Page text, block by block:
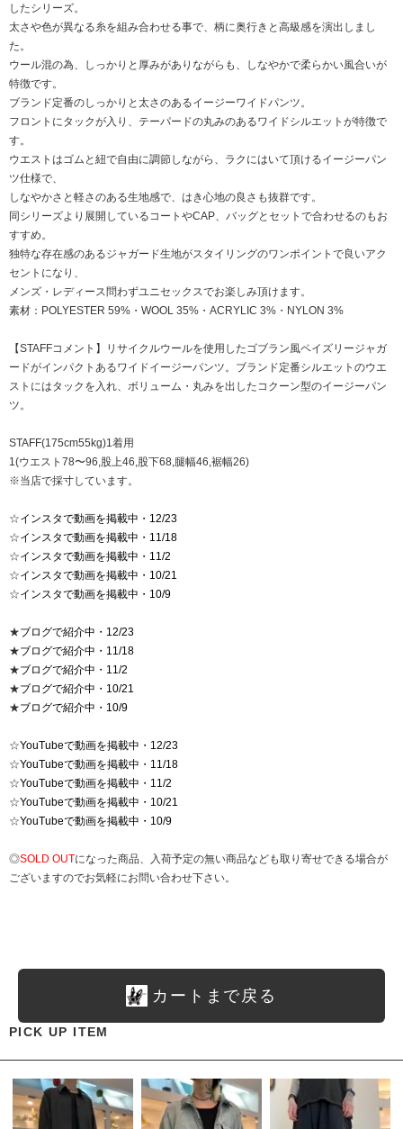
したシリーズ。
太さや色が異なる糸を組み合わせる事で、柄に奥行きと高級感を演出しまし
た。
ウール混の為、しっかりと厚みがありながらも、しなやかで柔らかい風合いが
特徴です。
ブランド定番のしっかりと太さのあるイージーワイドパンツ。
フロントにタックが入り、テーパードの丸みのあるワイドシルエットが特徴で
す。
ウエストはゴムと紐で自由に調節しながら、ラクにはいて頂けるイージーパン
ツ仕様で、
しなやかさと軽さのある生地感で、はき心地の良さも抜群です。
同シリーズより展開しているコートやCAP、バッグとセットで合わせるのもお
すすめ。
独特な存在感のあるジャガード生地がスタイリングのワンポイントで良いアク
セントになり、
メンズ・レディース問わずユニセックスでお楽しみ頂けます。
素材：POLYESTER 59%・WOOL 35%・ACRYLIC 3%・NYLON 3%
【STAFFコメント】リサイクルウールを使用したゴブラン風ペイズリージャガ
ードがインパクトあるワイドイージーパンツ。ブランド定番シルエットのウエ
ストにはタックを入れ、ボリューム・丸みを出したコクーン型のイージーパン
ツ。
STAFF(175cm55kg)1着用
1(ウエスト78〜96,股上46,股下68,腿幅46,裾幅26)
※当店で採寸しています。
☆インスタで動画を掲載中・12/23
☆インスタで動画を掲載中・11/18
☆インスタで動画を掲載中・11/2
☆インスタで動画を掲載中・10/21
☆インスタで動画を掲載中・10/9
★ブログで紹介中・12/23
★ブログで紹介中・11/18
★ブログで紹介中・11/2
★ブログで紹介中・10/21
★ブログで紹介中・10/9
☆YouTubeで動画を掲載中・12/23
☆YouTubeで動画を掲載中・11/18
☆YouTubeで動画を掲載中・11/2
☆YouTubeで動画を掲載中・10/21
☆YouTubeで動画を掲載中・10/9
◎SOLD OUTになった商品、入荷予定の無い商品なども取り寄せできる場合が
ございますのでお気軽にお問い合わせ下さい。
カートまで戻る
PICK UP ITEM